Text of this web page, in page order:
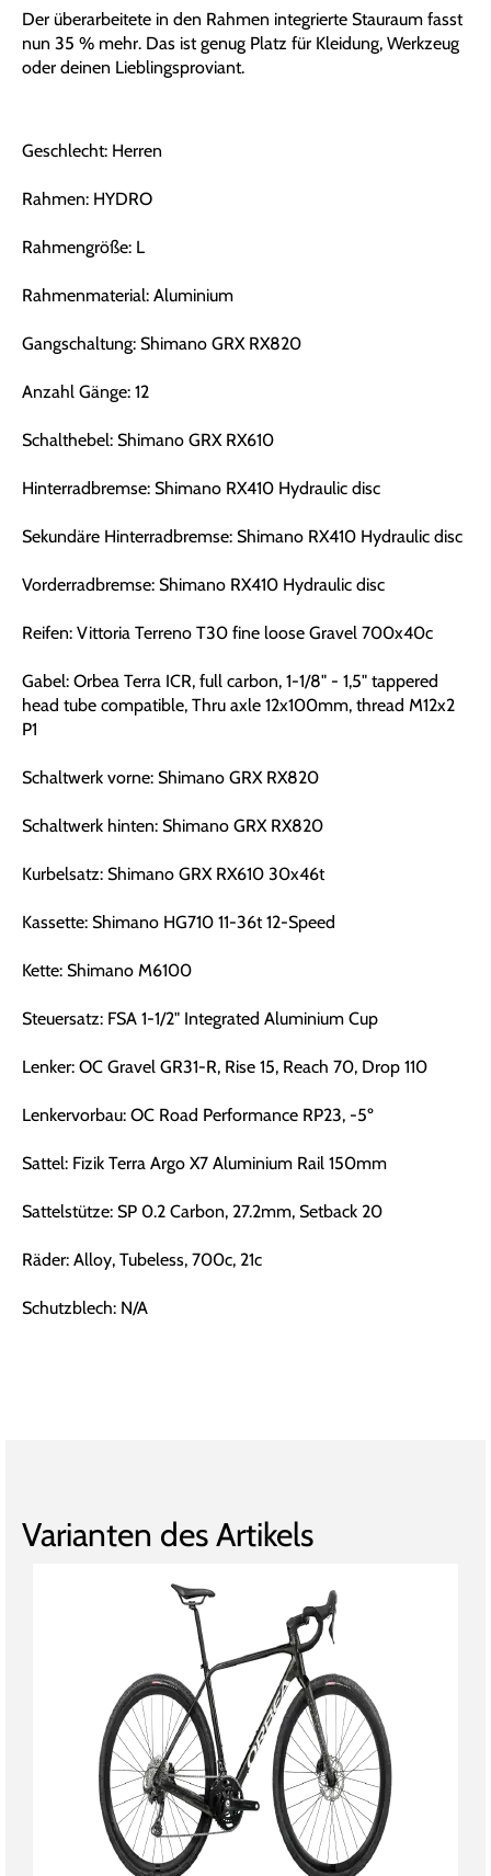
Der überarbeitete in den Rahmen integrierte Stauraum fasst
nun 35 % mehr. Das ist genug Platz für Kleidung, Werkzeug
oder deinen Lieblingsproviant.
Geschlecht: Herren
Rahmen: HYDRO
Rahmengröße: L
Rahmenmaterial: Aluminium
Gangschaltung: Shimano GRX RX820
Anzahl Gänge: 12
Schalthebel: Shimano GRX RX610
Hinterradbremse: Shimano RX410 Hydraulic disc
Sekundäre Hinterradbremse: Shimano RX410 Hydraulic disc
Vorderradbremse: Shimano RX410 Hydraulic disc
Reifen: Vittoria Terreno T30 fine loose Gravel 700x40c
Gabel: Orbea Terra ICR, full carbon, 1-1/8" - 1,5" tappered
head tube compatible, Thru axle 12x100mm, thread M12x2
P1
Schaltwerk vorne: Shimano GRX RX820
Schaltwerk hinten: Shimano GRX RX820
Kurbelsatz: Shimano GRX RX610 30x46t
Kassette: Shimano HG710 11-36t 12-Speed
Kette: Shimano M6100
Steuersatz: FSA 1-1/2" Integrated Aluminium Cup
Lenker: OC Gravel GR31-R, Rise 15, Reach 70, Drop 110
Lenkervorbau: OC Road Performance RP23, -5º
Sattel: Fizik Terra Argo X7 Aluminium Rail 150mm
Sattelstütze: SP 0.2 Carbon, 27.2mm, Setback 20
Räder: Alloy, Tubeless, 700c, 21c
Schutzblech: N/A
Varianten des Artikels